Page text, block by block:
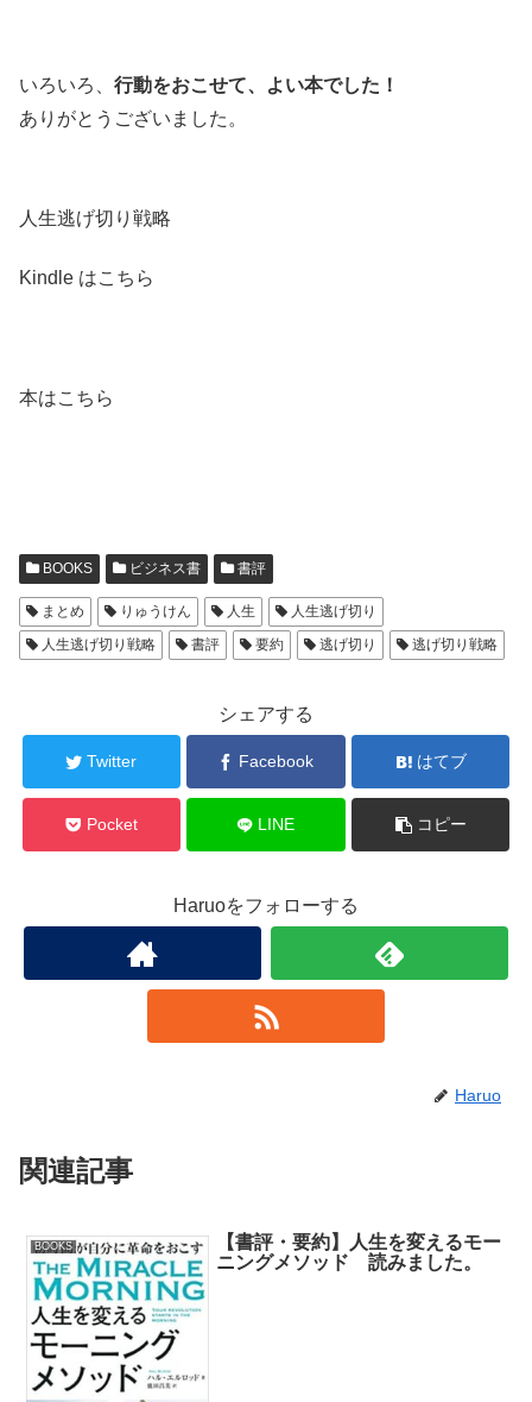
いろいろ、 行動をおこせて、よい本でした！
ありがとうございました。
人生逃げ切り戦略
Kindle はこちら
本はこちら
BOOKS ビジネス書 書評
まとめ りゅうけん 人生
人生逃げ切り
人生逃げ切り戦略
書評 要約 逃げ切り 逃げ切り戦略
シェアする
Twitter Facebook はてブ
Pocket LINE コピー
Haruoをフォローする
Haruo
関連記事
BOOKS
【書評・要約】人生を変えるモー
ニングメソッド 読みました。